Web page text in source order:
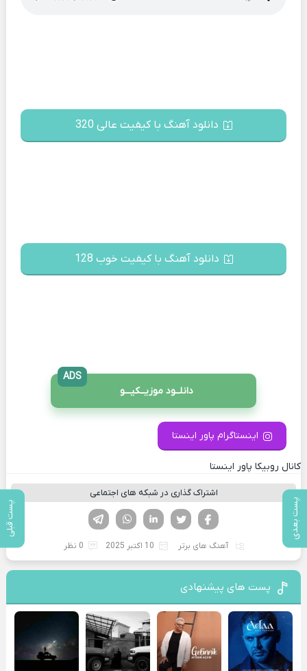
پست بعدی پست قبلی
دانلود آهنگ با کیفیت عالی 320
دانلود آهنگ با کیفیت خوب 128
دانلــود موزیــکیـــو
ADS
اینستاگرام پاور اینستا
کانال روبیکا پاور اینستا
اشتراک گذاری در شبکه های اجتماعی
لینکدین تویتر
فیسوک
آهنگ های برتر 10 اکتبر 2025 0 نظر
پست های پیشنهادی